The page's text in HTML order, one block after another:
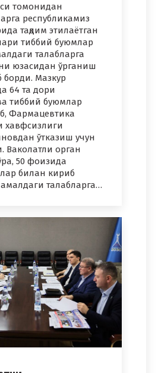
томонидан
республикамиз
тақдим этилаётган
тиббий буюмлар
талабларга
юзасидан ўрганиш
Мазкур
64 та дори
тиббий буюмлар
Фармацевтика
хавфсизлиги
ўтказиш учун
Ваколатли орган
50 фоизида
билан кириб
талабларга…